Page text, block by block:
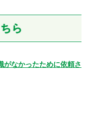
ら
なかったために依頼さ